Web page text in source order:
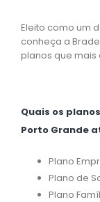
Eleito como um
conheça a
planos que
Quais os
Porto Grande
Plano
Plano de
Plano